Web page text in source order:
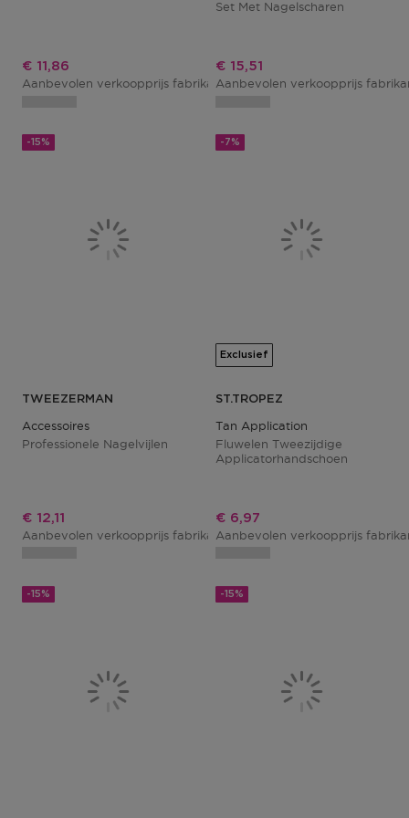
Kortingsprijs
€ 11,86
Aanbevolen verkoopprijs fabrikant€ 13,95
Set Met Nagelscharen
Kortingsprijs
€ 15,51
Aanbevolen verkoopprijs
-15%
TWEEZERMAN
Accessoires
Professionele Nagelvijlen
Kortingsprijs
€ 12,11
Aanbevolen verkoopprijs fabrikant€ 14,25
-7%
Exclusief
ST.TROPEZ
Tan Application
Fluwelen Tweezijdige
Applicatorhandschoen
Kortingsprijs
€ 6,97
Aanbevolen verkoopprijs
-15% -15%